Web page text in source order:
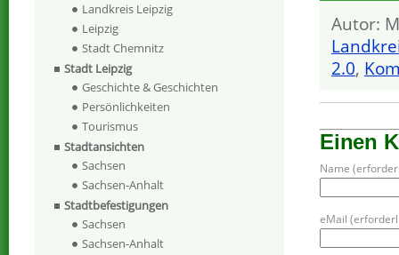
Autor:
2.0,
Einen
Name
eMail
Landkreis Leipzig
Leipzig
Stadt Chemnitz
Stadt Leipzig
Geschichte & Geschichten
Persönlichkeiten
Tourismus
Stadtansichten
Sachsen
Sachsen-Anhalt
Stadtbefestigungen
Sachsen
Sachsen-Anhalt